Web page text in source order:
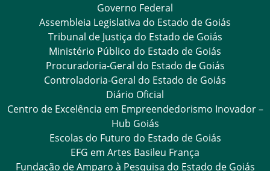
Governo Federal
Assembleia Legislativa do Estado de Goiás
Tribunal de Justiça do Estado de Goiás
Ministério Público do Estado de Goiás
Procuradoria-Geral do Estado de Goiás
Controladoria-Geral do Estado de Goiás
Diário Oficial
Centro de Excelência em Empreendedorismo Inovador –
Hub Goiás
Escolas do Futuro do Estado de Goiás
EFG em Artes Basileu França
Fundação de Amparo à Pesquisa do Estado de Goiás